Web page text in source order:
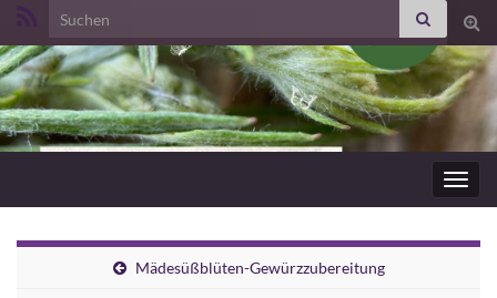
Search for:
Mädesüßblüten-Gewürzzubereitung